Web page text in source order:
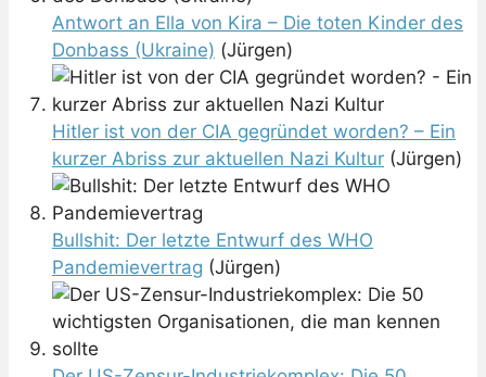
Antwort an Ella von Kira – Die toten Kinder des
Donbass (Ukraine) (Jürgen)
Hitler ist von der CIA gegründet worden? – Ein
kurzer Abriss zur aktuellen Nazi Kultur (Jürgen)
Bullshit: Der letzte Entwurf des WHO
Pandemievertrag (Jürgen)